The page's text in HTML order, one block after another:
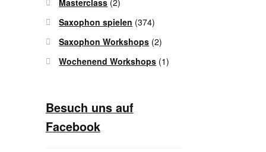
Masterclass (2)
Saxophon spielen (374)
Saxophon Workshops (2)
Wochenend Workshops (1)
Besuch uns auf
Facebook